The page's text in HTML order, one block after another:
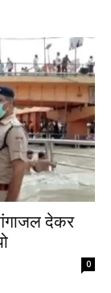
गंगाजल देकर
0